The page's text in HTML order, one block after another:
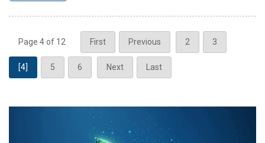
Page 4 of 12 First Previous 2 3
[4] 5 6 Next Last